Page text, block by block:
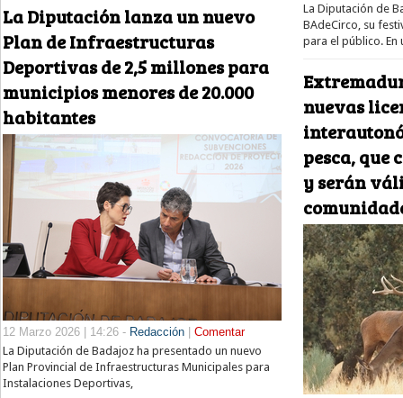
La Diputación lanza un nuevo
Plan de Infraestructuras
Deportivas de 2,5 millones para
municipios menores de 20.000
habitantes
12 Marzo 2026 | 14:26 - Redacción
Comentar
La Diputación de Badajoz ha presentado un nuevo
Plan Provincial de Infraestructuras Municipales para
Instalaciones Deportivas,
La Diputación de
BAdeCirco, su
para el público.
nuevas
pesca, que
y serán